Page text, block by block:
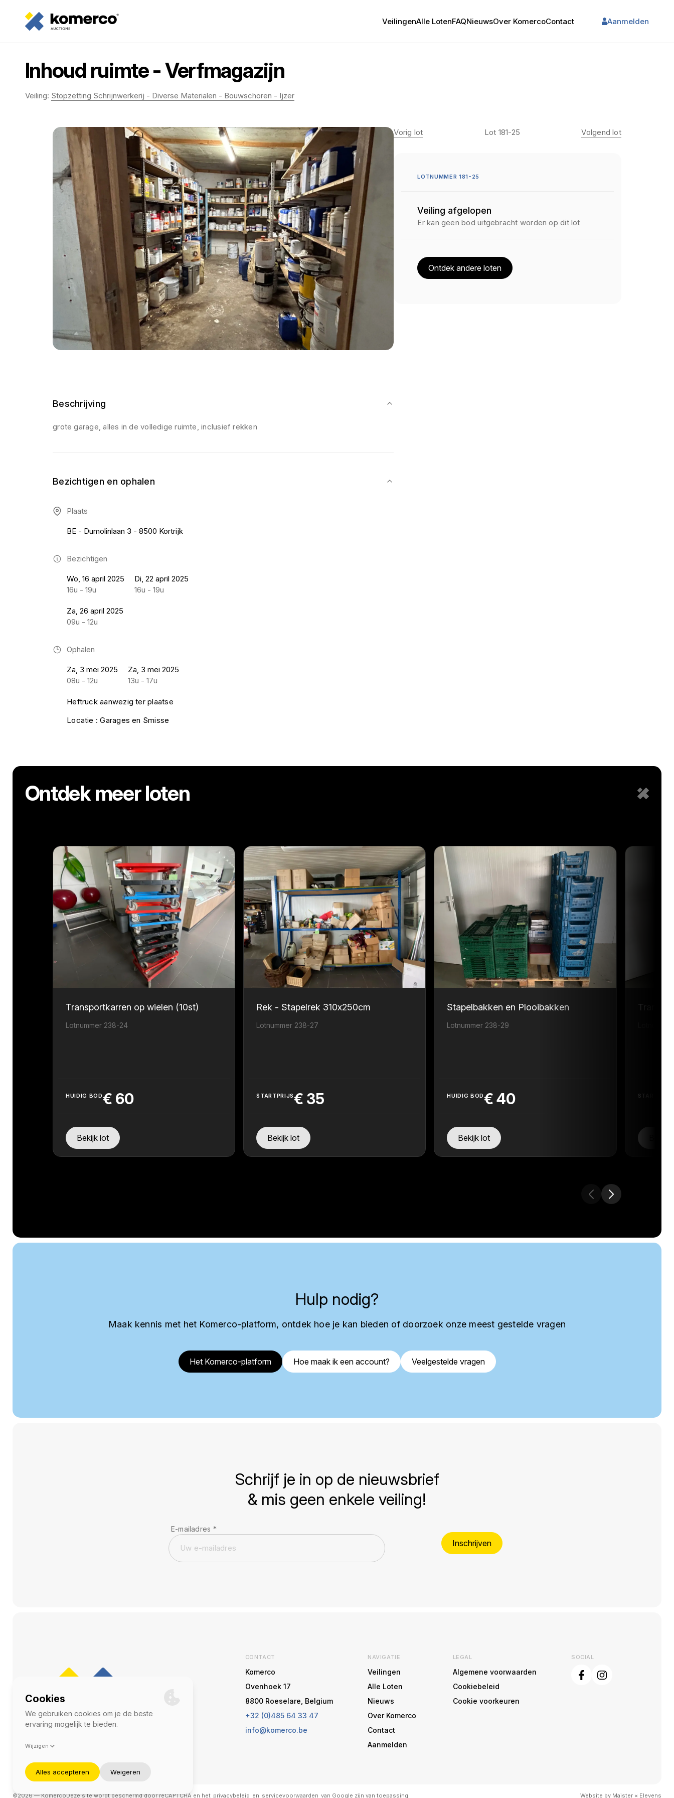
VeilingenAlle LotenFAQNieuwsOver KomercoContact Aanmelden
Inhoud ruimte - Verfmagazijn
Veiling: Stopzetting Schrijnwerkerij - Diverse Materialen - Bouwschoren - Ijzer
Beschrijving
grote garage, alles in de volledige ruimte, inclusief rekken
Bezichtigen en ophalen
Plaats
BE - Dumolinlaan 3 - 8500 Kortrijk
Bezichtigen
Wo, 16 april 2025
16u - 19u
Di, 22 april 2025
16u - 19u
Za, 26 april 2025
09u - 12u
Ophalen
Za, 3 mei 2025
08u - 12u
Za, 3 mei 2025
13u - 17u
Heftruck aanwezig ter plaatse
Locatie : Garages en Smisse
Vorig lot Lot 181-25 Volgend lot
LOTNUMMER 181-25
Veiling afgelopen
Er kan geen bod uitgebracht worden op dit lot
Ontdek andere loten
Ontdek meer loten
Transportkarren op wielen (10st)
Lotnummer 238-24
HUIDIG BOD€ 60
Bekijk lot
Rek - Stapelrek 310x250cm
Lotnummer 238-27
STARTPRIJS€ 35
Bekijk lot
Stapelbakken en Plooibakken
Lotnummer 238-29
HUIDIG BOD€40
Bekijk lot
Hulp nodig?
Maak kennis met het Komerco-platform, ontdek hoe je kan bieden of doorzoek onze meest gestelde vragen
Het Komerco-platform Hoe maak ik een account? Veelgestelde vragen
Schrijf je in op de nieuwsbrief
& mis geen enkele veiling!
E-mailadres *
Inschrijven
CONTACT
Komerco
Ovenhoek 17
8800 Roeselare, Belgium
+32 (0)485 64 33 47
info@komerco.be
NAVIGATIE
Veilingen
Alle Loten
Nieuws
Over Komerco
Contact
Aanmelden
LEGAL
Algemene voorwaarden
Cookiebeleid
Cookie voorkeuren
SOCIAL
©2026 — KomercoDeze site wordt beschermd door reCAPTCHA en het privacybeleid en servicevoorwaarden van Google zijn van toepassing. Website by Maister × Elevens